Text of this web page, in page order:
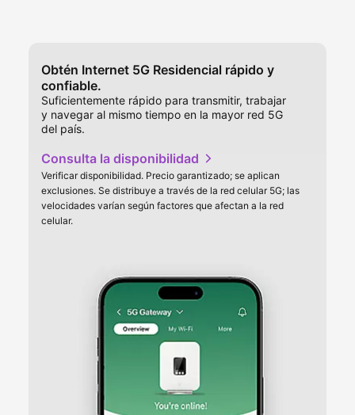
Obtén Internet 5G Residencial rápido y
confiable.
Suficientemente rápido para transmitir, trabajar
y navegar al mismo tiempo en la mayor red 5G
del país.
Consulta la disponibilidad, se abre en una ventana nueva
Verificar disponibilidad. Precio garantizado; se aplican
exclusiones. Se distribuye a través de la red celular 5G; las
velocidades varían según factores que afectan a la red
celular.